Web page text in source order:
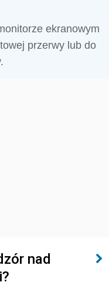
ekranowym
przerwy lub do
nad